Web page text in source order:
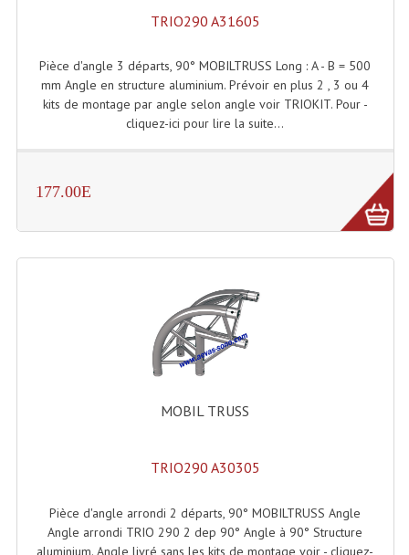
Lampes De Couleurs
Lampes Dichroique
Lampes Théatre
Les Packs Light
Lumières Noire
Lyres
Panneaux, Piste Danse À Leds
Projecteur Extérieur Multifaisceaux
TRIO290 A31605
Pièce d'angle 3 départs, 90° MOBILTRUSS Long : A - B = 500
mm Angle en structure aluminium. Prévoir en plus 2 , 3 ou 4
kits de montage par angle selon angle voir TRIOKIT. Pour -
cliquez-ici pour lire la suite...
177.00E
MOBIL TRUSS
TRIO290 A30305
Pièce d'angle arrondi 2 départs, 90° MOBILTRUSS Angle
Angle arrondi TRIO 290 2 dep 90° Angle à 90° Structure
aluminium. Angle livré sans les kits de montage voir - cliquez-